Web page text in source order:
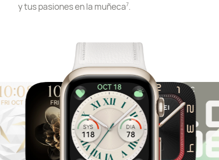
y tus pasiones en la muñeca7.